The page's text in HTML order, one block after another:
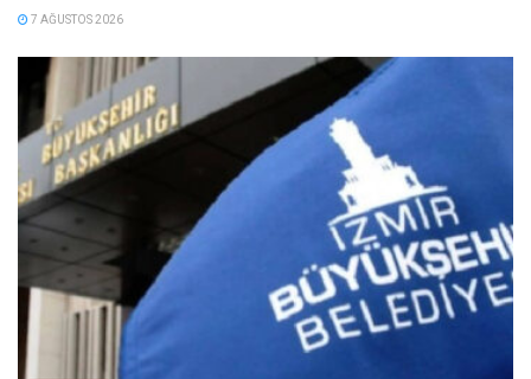
7 AĞUSTOS 2026